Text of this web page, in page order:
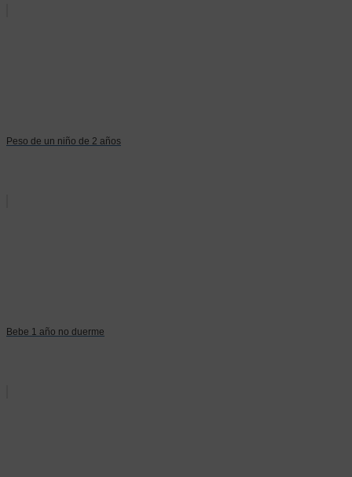
Peso de un niño de 2 años
Bebe 1 año no duerme